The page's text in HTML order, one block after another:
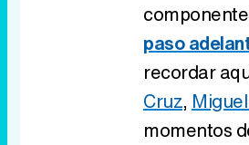
paso
recordar
Cruz,
momentos